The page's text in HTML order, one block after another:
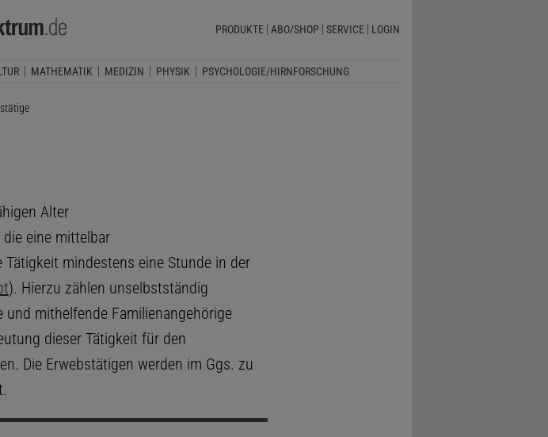
PRODUKTE ABO/SHOP SERVICE LOGIN
MATHEMATIK MEDIZIN PHYSIK PSYCHOLOGIE/HIRNFORSCHUNG
Seite:
Alter
eine mittelbar
mindestens eine Stunde in der
). Hierzu zählen unselbstständig
mithelfende Familienangehörige
dieser Tätigkeit für den
Die Erwebstätigen werden im Ggs. zu